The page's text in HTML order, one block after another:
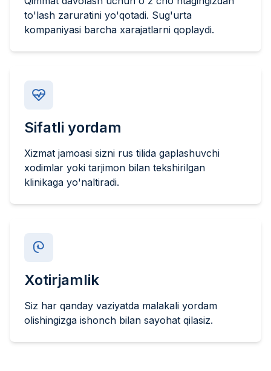
to'lash zaruratini yo'qotadi. Sug'urta
kompaniyasi barcha xarajatlarni qoplaydi.
Sifatli yordam
Xizmat jamoasi sizni rus tilida gaplashuvchi
xodimlar yoki tarjimon bilan tekshirilgan
klinikaga yo'naltiradi.
Xotirjamlik
Siz har qanday vaziyatda malakali yordam
olishingizga ishonch bilan sayohat qilasiz.